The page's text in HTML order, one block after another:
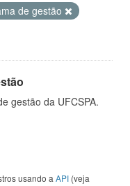
de gestão
gestão da UFCSPA.
usando a API (veja